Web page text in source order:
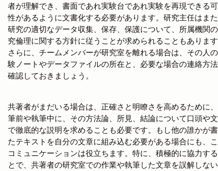
者が理解でき、書面であれ実験台であれ実験を再現できる
性があるように文書化する必要があります。研究主任はま
研究の適切なデータ収集、保存、保護について、所属機関
究倫理に関する方針に従うことが求められることもありま
さらに、チームメンバーが研究室を離れる場合は、その人
験ノートやデータファイルの所在と、必要な場合の連絡方
確認しておきましょう。
共著者がまだいる場合は、正確さと明瞭さを高めるために
筆前や執筆中に、その方法論、所見、結論について口頭や
で徹底的な説明を求めることも必要です。もし他の誰かが
たテキストを自分の文章に組み込む必要がある場合にも、
コミュニケーションは役立ちます。特に、積極的に協力す
とで、共著者の研究室での作業や執筆した文章を誤解しな